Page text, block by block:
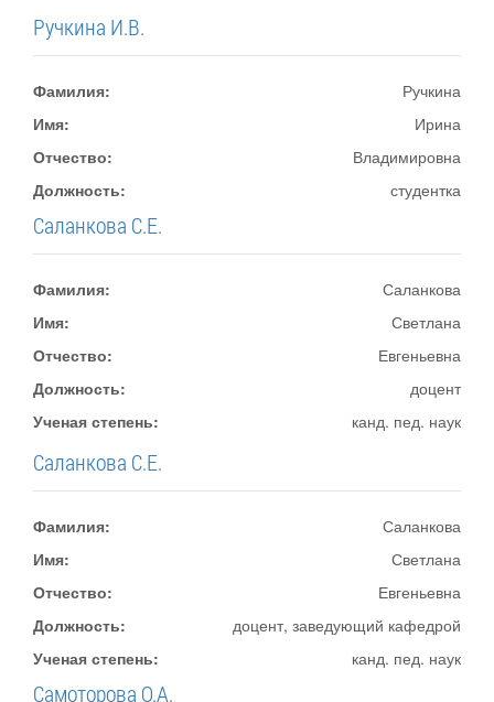
Ручкина И.В.
Фамилия:
Ручкина
Имя:
Ирина
Отчество:
Владимировна
Должность:
студентка
Саланкова С.Е.
Фамилия:
Саланкова
Имя:
Светлана
Отчество:
Евгеньевна
Должность:
доцент
Ученая степень:
канд. пед. наук
Саланкова С.Е.
Фамилия:
Саланкова
Имя:
Светлана
Отчество:
Евгеньевна
Должность:
доцент, заведующий кафедрой
Ученая степень:
канд. пед. наук
Самоторова О.А.